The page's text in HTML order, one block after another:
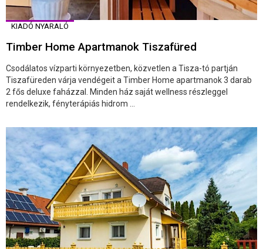
KIADÓ NYARALÓ
Timber Home Apartmanok Tiszafüred
Csodálatos vízparti környezetben, közvetlen a Tisza-tó partján
Tiszafüreden várja vendégeit a Timber Home apartmanok 3 darab
2 fős deluxe faházzal. Minden ház saját wellness részleggel
rendelkezik, fényterápiás hidrom ...